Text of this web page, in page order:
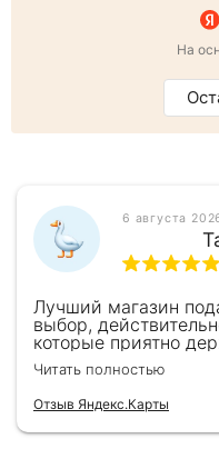
На
6 августа
Лучший магазин
выбор,
которые приятно
здесь уже второй
всегда всё
консультантами до
Однозначно
Читать полностью
Отзыв Яндекс.Карты